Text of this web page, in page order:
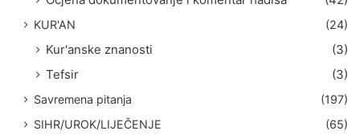
KUR'AN (24)
Kur'anske znanosti
(3)
Tefsir
(3)
Savremena pitanja
(197)
SIHR/UROK/LIJEČENJE
(65)